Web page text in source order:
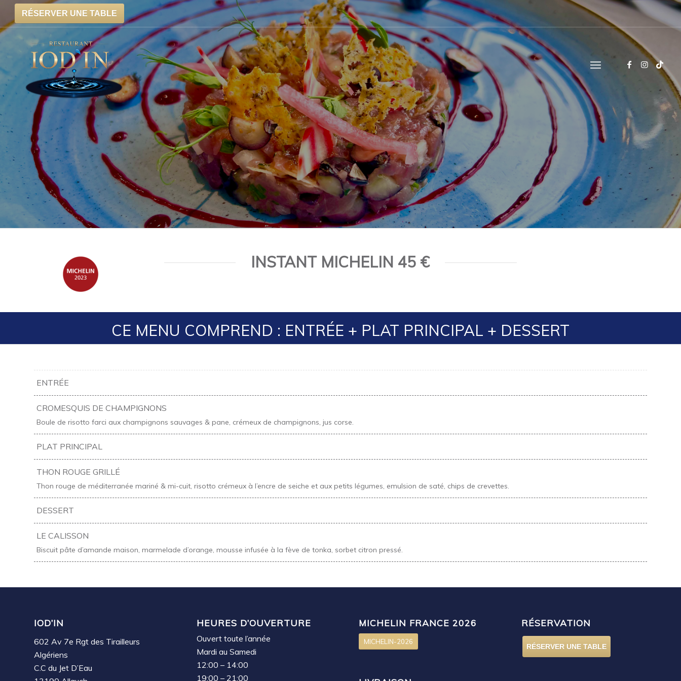
RÉSERVER UNE TABLE
INSTANT MICHELIN 45 €
CE MENU COMPREND : ENTRÉE + PLAT PRINCIPAL + DESSERT
ENTRÉE
CROMESQUIS DE CHAMPIGNONS
Boule de risotto farci aux champignons sauvages & pane, crémeux de champignons, jus corse.
PLAT PRINCIPAL
THON ROUGE GRILLÉ
Thon rouge de méditerranée mariné & mi-cuit, risotto crémeux à l’encre de seiche et aux petits légumes, emulsion de saté, chips de crevettes.
DESSERT
LE CALISSON
Biscuit pâte d’amande maison, marmelade d’orange, mousse infusée à la fève de tonka, sorbet citron pressé.
IOD’IN
602 Av 7e Rgt des Tirailleurs
Algériens
C.C du Jet D’Eau
HEURES D’OUVERTURE
Ouvert toute l’année
Mardi au Samedi
12:00 – 14:00
19:00 – 21:00
MICHELIN FRANCE 2026
MICHELIN-2026
RÉSERVATION
RÉSERVER UNE TABLE